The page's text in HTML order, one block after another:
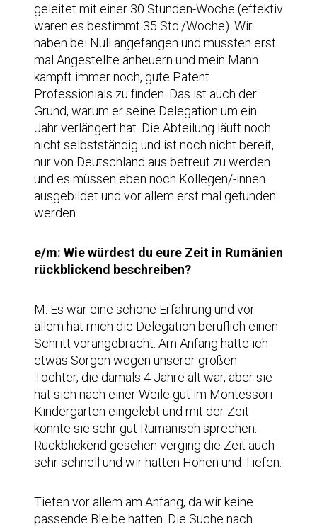
geleitet mit einer 30 Stunden-Woche (effektiv
waren es bestimmt 35 Std./Woche). Wir
haben bei Null angefangen und mussten erst
mal Angestellte anheuern und mein Mann
kämpft immer noch, gute Patent
Professionials zu finden. Das ist auch der
Grund, warum er seine Delegation um ein
Jahr verlängert hat. Die Abteilung läuft noch
nicht selbstständig und ist noch nicht bereit,
nur von Deutschland aus betreut zu werden
und es müssen eben noch Kollegen/-innen
ausgebildet und vor allem erst mal gefunden
werden.
e/m: Wie würdest du eure Zeit in Rumänien
rückblickend beschreiben?
M: Es war eine schöne Erfahrung und vor
allem hat mich die Delegation beruflich einen
Schritt vorangebracht. Am Anfang hatte ich
etwas Sorgen wegen unserer großen
Tochter, die damals 4 Jahre alt war, aber sie
hat sich nach einer Weile gut im Montessori
Kindergarten eingelebt und mit der Zeit
konnte sie sehr gut Rumänisch sprechen.
Rückblickend gesehen verging die Zeit auch
sehr schnell und wir hatten Höhen und Tiefen.
Tiefen vor allem am Anfang, da wir keine
passende Bleibe hatten. Die Suche nach